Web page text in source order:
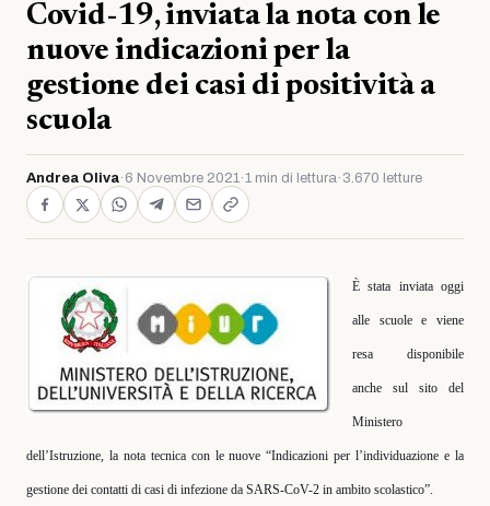
Covid-19, inviata la nota con le
nuove indicazioni per la
gestione dei casi di positività a
scuola
Andrea Oliva· 6 Novembre 2021·1 min di lettura· 3.670 letture
È stata inviata oggi
alle scuole e viene
resa disponibile
anche sul sito del
Ministero
dell’Istruzione, la nota tecnica con le nuove “Indicazioni per l’individuazione e la
gestione dei contatti di casi di infezione da SARS-CoV-2 in ambito scolastico”.